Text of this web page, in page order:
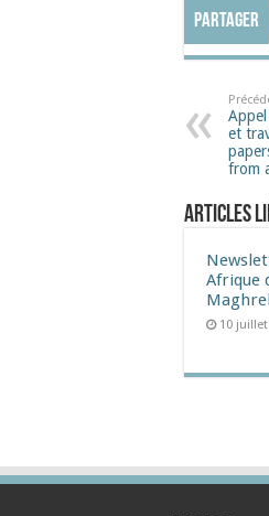
Partager
et
from
Articles
Afrique
10 juillet